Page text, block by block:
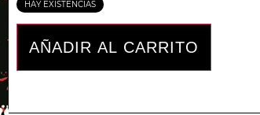
HAY EXISTENCIAS
AÑADIR AL CARRITO